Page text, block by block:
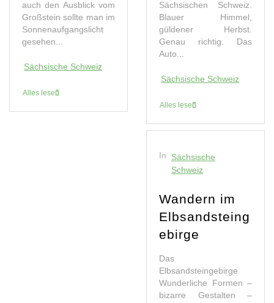
auch den Ausblick vom
Großstein sollte man im
Sonnenaufgangslicht
gesehen...
Sächsische Schweiz
Alles lesen
Sächsischen Schweiz.
Blauer Himmel,
güldener Herbst.
Genau richtig. Das
Auto...
Sächsische Schweiz
Alles lesen
In
Sächsische
Schweiz
Wandern im
Elbsandsteing
ebirge
Das
Elbsandsteingebirge
Wunderliche Formen –
bizarre Gestalten –